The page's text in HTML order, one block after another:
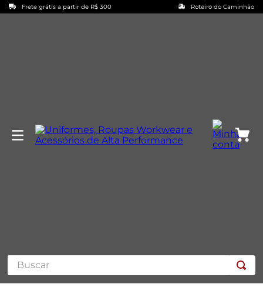
Frete grátis a partir de R$ 300 Roteiro do Caminhão
Buscar